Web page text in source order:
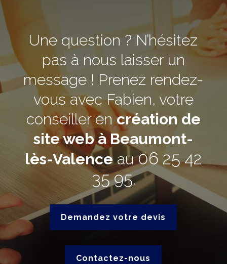
Une question ? N’hésitez
pas à nous laisser un
message ! Prenez rendez-
vous avec Fabien, votre
conseiller encréation de
site web à Beaumont-
lès-Valenceau06 25 42
35 95.
Demandez votre devis
Contactez-nous